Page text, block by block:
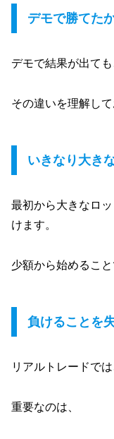
デモで勝てた
デモで結果が出て
その違いを理解し
いきなり大き
最初から大きなロ
けます。
少額から始めるこ
負けることを
リアルトレードで
重要なのは、